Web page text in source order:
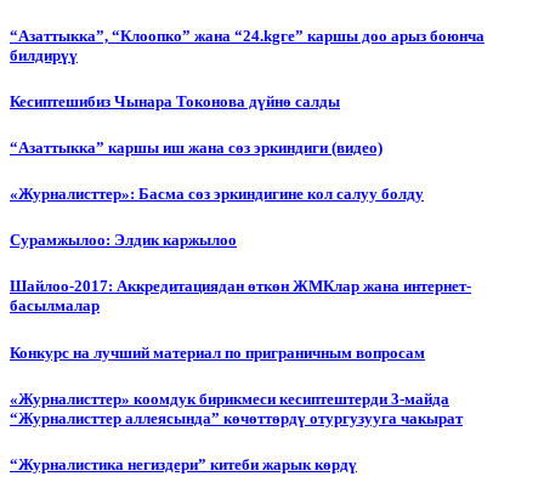
“Азаттыкка”, “Клоопко” жана “24.kgге” каршы доо арыз боюнча
билдирүү
Кесиптешибиз Чынара Токонова дүйнө салды
“Азаттыкка” каршы иш жана сөз эркиндиги (видео)
«Журналисттер»: Басма сөз эркиндигине кол салуу болду
Сурамжылоо: Элдик каржылоо
Шайлоо-2017: Аккредитациядан өткөн ЖМКлар жана интернет-
басылмалар
Конкурс на лучший материал по приграничным вопросам
«Журналисттер» коомдук бирикмеси кесиптештерди 3-майда
“Журналисттер аллеясында” көчөттөрдү отургузууга чакырат
“Журналистика негиздери” китеби жарык көрдү